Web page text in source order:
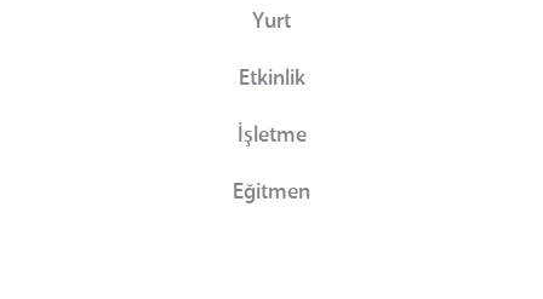
Yurt
Etkinlik
İşletme
Eğitmen